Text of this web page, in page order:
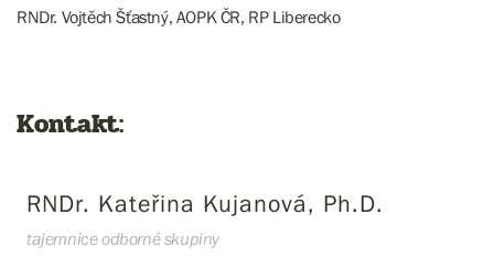
​​​​​​​RNDr. Vojtěch Šťastný, AOPK ČR, RP Liberecko
Kontakt:
RNDr. Kateřina Kujanová, Ph.D.
tajemnice odborné skupiny